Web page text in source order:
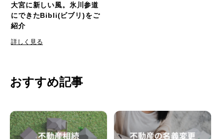
大宮に新しい風。氷川参道
にできたBibli(ビブリ)をご
紹介
詳しく見る
おすすめ記事